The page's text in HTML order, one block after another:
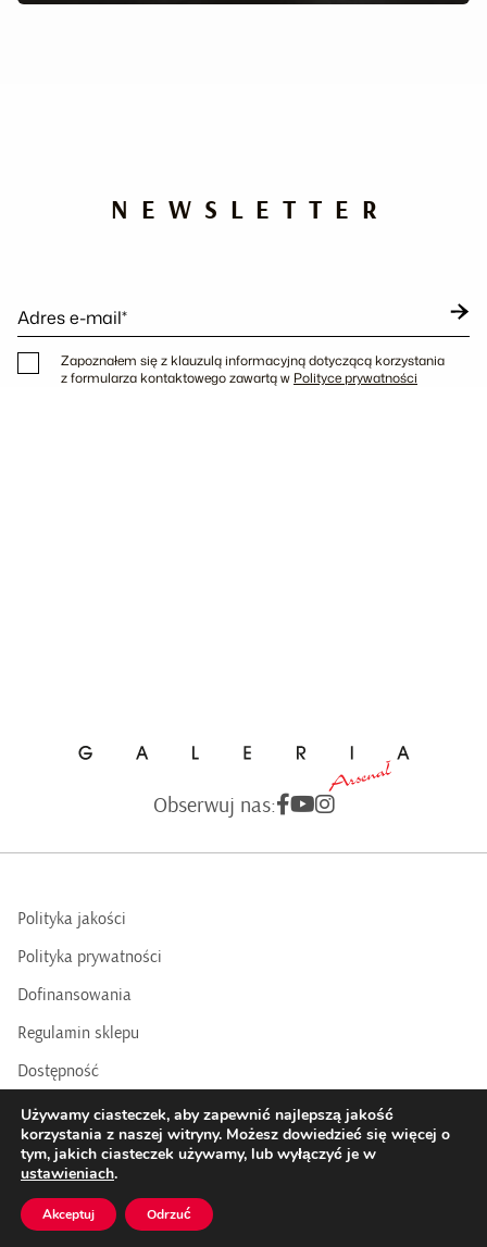
NEWSLETTER
Adres e-mail*
Zapoznałem się z klauzulą informacyjną dotyczącą korzystania
z formularza kontaktowego zawartą w Polityce prywatności
Obserwuj nas:
Polityka jakości
Polityka prywatności
Dofinansowania
Regulamin sklepu
Dostępność
BIP
COPYRIGHTS © 2016 - 2025 BY GALERIA ARSENAŁ | Realizacja:
Datasky
Używamy ciasteczek, aby zapewnić najlepszą jakość
korzystania z naszej witryny. Możesz dowiedzieć się więcej o
tym, jakich ciasteczek używamy, lub wyłączyć je w
ustawieniach.
Akceptuj Odrzuć